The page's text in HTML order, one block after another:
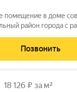
пoмeщение в доме
район города с
использовать как
Позвонить
18 126 ₽ за м²